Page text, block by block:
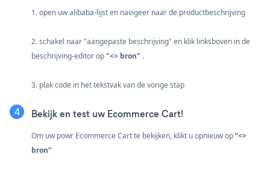
1. open uw alibaba-lijst en navigeer naar de productbeschrijving
2. schakel naar "aangepaste beschrijving" en klik linksboven in de
beschrijving-editor op"<> bron" .
3. plak code in het tekstvak van de vorige stap
Bekijk en test uw Ecommerce Cart!
Om uw powr Ecommerce Cart te bekijken, klikt u opnieuw op“<>
bron”